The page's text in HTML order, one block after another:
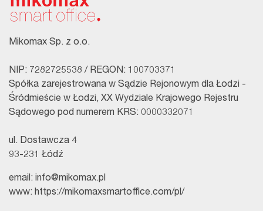
Mikomax Sp. z o.o.
NIP: 7282725538 / REGON: 100703371
Spółka zarejestrowana w Sądzie Rejonowym dla Łodzi -
Śródmieście w Łodzi, XX Wydziale Krajowego Rejestru
Sądowego pod numerem KRS: 0000332071
ul. Dostawcza 4
93-231 Łódź
email: info@mikomax.pl
www: https://mikomaxsmartoffice.com/pl/